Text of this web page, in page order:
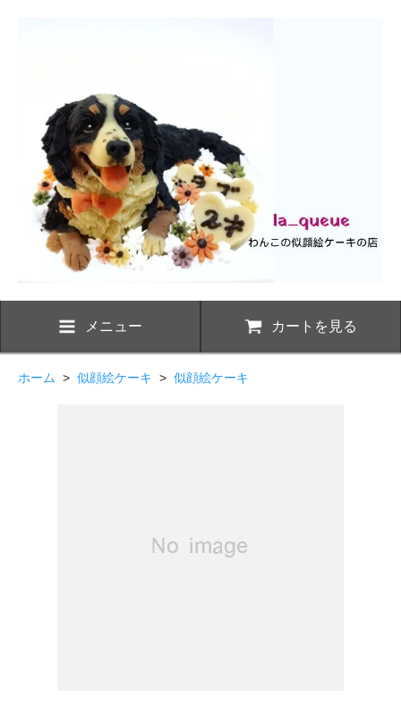
メニュー カートを見る
ホーム > 似顔絵ケーキ > 似顔絵ケーキ